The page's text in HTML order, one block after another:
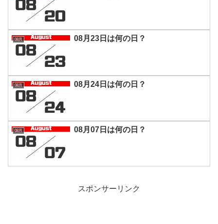
08月 08月23日は何の日？
08月 08月24日は何の日？
08月 08月07日は何の日？
スポンサーリンク